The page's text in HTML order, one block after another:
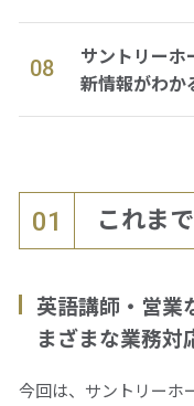
08
サントリーホ
新情報がわか
01 これま
英語講師・営業
まざまな業務対
今回は、サントリーホ